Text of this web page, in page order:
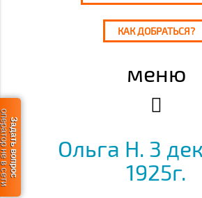
КАК ДОБРАТЬСЯ?
меню
Ольга Н. 3
1925г.
Задать вопрос
в сети